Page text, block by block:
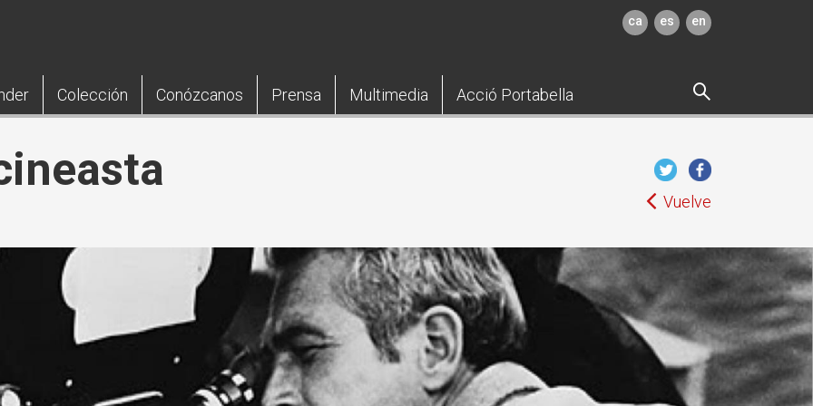
ca es en
Colección Conózcanos Prensa Multimedia Acció Portabella
Vuelve